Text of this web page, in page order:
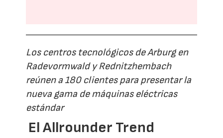
Los centros tecnológicos de Arburg en
Radevormwald y Rednitzhembach
reúnen a 180 clientes para presentar la
nueva gama de máquinas eléctricas
estándar
El Allrounder Trend